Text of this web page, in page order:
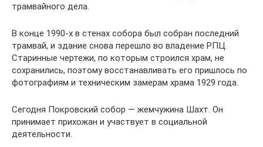
трамвайного дела.
В конце 1990-х в стенах собора был собран последний
трамвай, и здание снова перешло во владение РПЦ.
Старинные чертежи, по которым строился храм, не
сохранились, поэтому восстанавливать его пришлось по
фотографиям и техническим замерам храма 1929 года.
Сегодня Покровский собор — жемчужина Шахт. Он
принимает прихожан и участвует в социальной
деятельности.